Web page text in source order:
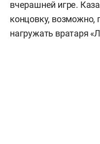
вчерашней игре.
концовку, возможно,
нагружать вратаря